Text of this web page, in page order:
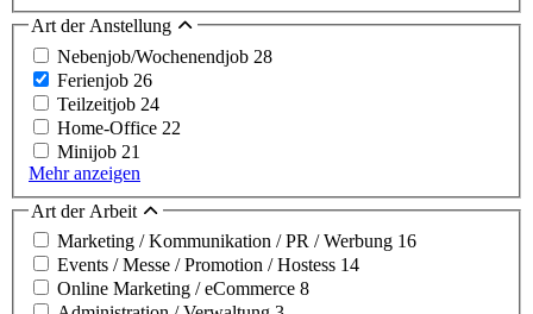
Art der Anstellung
Nebenjob/Wochenendjob 28
Ferienjob 26
Teilzeitjob 24
Home-Office 22
Minijob 21
Mehr anzeigen
Art der Arbeit
Marketing / Kommunikation / PR / Werbung 16
Events / Messe / Promotion / Hostess 14
Online Marketing / eCommerce 8